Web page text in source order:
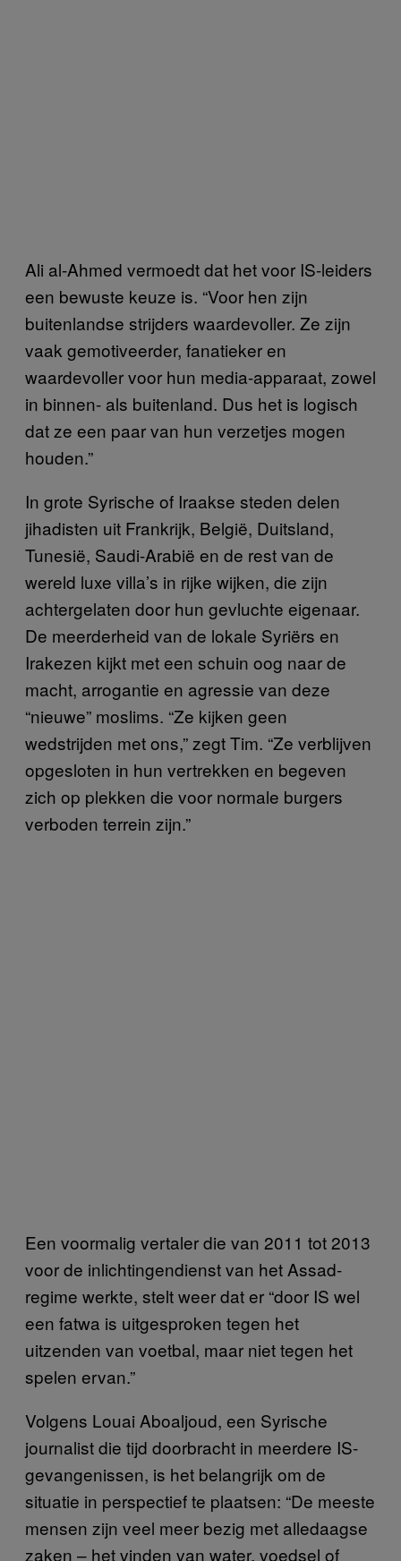
Ali al-Ahmed vermoedt dat het voor IS-leiders
een bewuste keuze is. “Voor hen zijn
buitenlandse strijders waardevoller. Ze zijn
vaak gemotiveerder, fanatieker en
waardevoller voor hun media-apparaat, zowel
in binnen- als buitenland. Dus het is logisch
dat ze een paar van hun verzetjes mogen
houden.”
In grote Syrische of Iraakse steden delen
jihadisten uit Frankrijk, België, Duitsland,
Tunesië, Saudi-Arabië en de rest van de
wereld luxe villa’s in rijke wijken, die zijn
achtergelaten door hun gevluchte eigenaar.
De meerderheid van de lokale Syriërs en
Irakezen kijkt met een schuin oog naar de
macht, arrogantie en agressie van deze
“nieuwe” moslims. “Ze kijken geen
wedstrijden met ons,” zegt Tim. “Ze verblijven
opgesloten in hun vertrekken en begeven
zich op plekken die voor normale burgers
verboden terrein zijn.”
Een voormalig vertaler die van 2011 tot 2013
voor de inlichtingendienst van het Assad-
regime werkte, stelt weer dat er “door IS wel
een fatwa is uitgesproken tegen het
uitzenden van voetbal, maar niet tegen het
spelen ervan.”
Volgens Louai Aboaljoud, een Syrische
journalist die tijd doorbracht in meerdere IS-
gevangenissen, is het belangrijk om de
situatie in perspectief te plaatsen: “De meeste
mensen zijn veel meer bezig met alledaagse
zaken – het vinden van water, voedsel of